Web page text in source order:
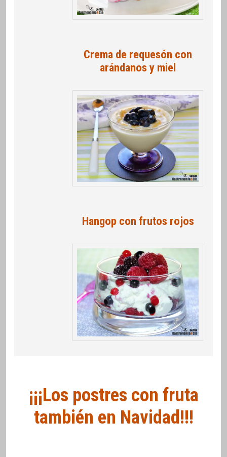
Crema de requesón con
arándanos y miel
Hangop con frutos rojos
¡¡¡Los postres con fruta
también en Navidad!!!